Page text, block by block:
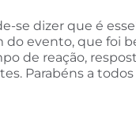
se dizer que é
do evento, que foi
de reação,
Parabéns a